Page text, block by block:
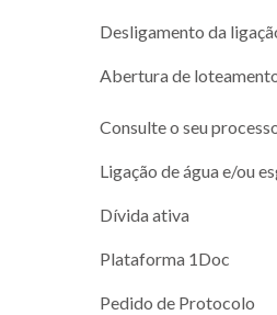
Desligamento da
Abertura de
Consulte o seu
Ligação de água e/ou
Dívida ativa
Plataforma 1Doc
Pedido de Protocolo